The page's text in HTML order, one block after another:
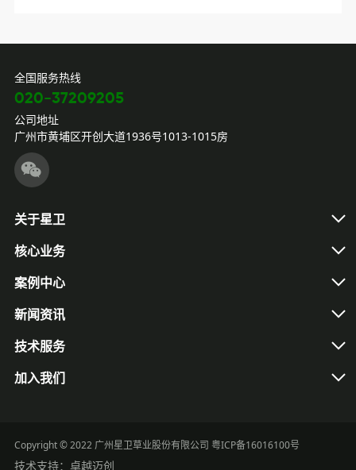
关于星卫
核心业务
案例中心
新闻资讯
技术服务
加入我们
全国服务热线
020-37209205
公司地址
广州市黄埔区开创大道1936号1013-1015房
Copyright © 2022 广州星卫草业股份有限公司 粤ICP备16016100号
技术支持： 卓越迈创